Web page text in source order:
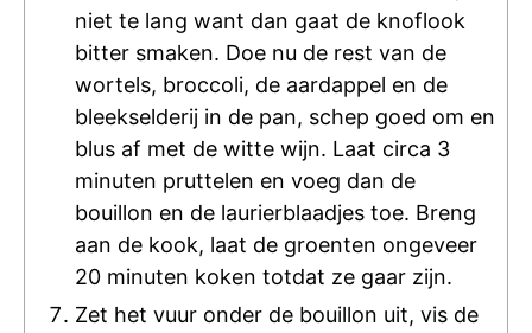
niet te lang want dan gaat de knoflook
bitter smaken. Doe nu de rest van de
wortels, broccoli, de aardappel en de
bleekselderij in de pan, schep goed om en
blus af met de witte wijn. Laat circa 3
minuten pruttelen en voeg dan de
bouillon en de laurierblaadjes toe. Breng
aan de kook, laat de groenten ongeveer
20 minuten koken totdat ze gaar zijn.
Zet het vuur onder de bouillon uit, vis de